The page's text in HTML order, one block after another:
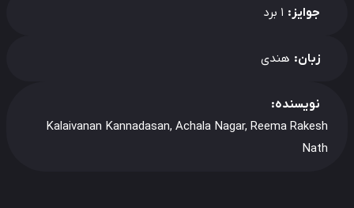
جوایز: 1 برد
زبان: هندی
نویسنده:
Kalaivanan Kannadasan, Achala Nagar, Reema Rakesh
Nath